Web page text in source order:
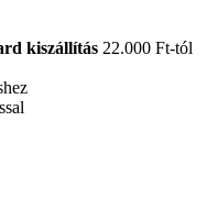
kiszállítás 22.000 Ft-tól